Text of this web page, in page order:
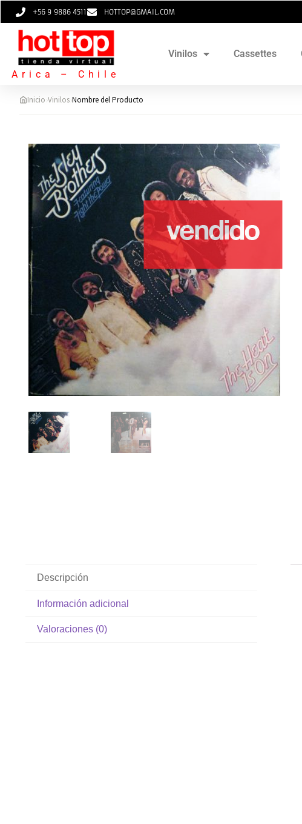
+56 9 9886 4511 HOTTOP@GMAIL.COM
Arica – Chile
Vinilos Cassettes
Inicio›Vinilos›Nombre del Producto
Descripción
Información adicional
Valoraciones (0)